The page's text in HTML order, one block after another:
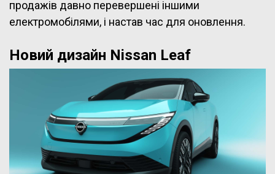
продажів давно перевершені іншими
електромобілями, і настав час для оновлення.
Новий дизайн Nissan Leaf